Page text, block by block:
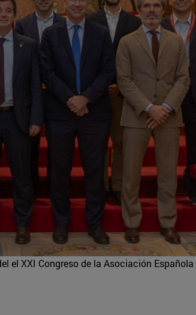
el XXI Congreso de la Asociación Española